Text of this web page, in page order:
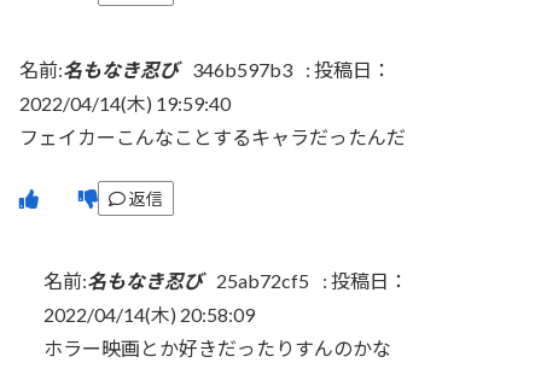
名前:名もなき忍び 346b597b3 : 投稿日：
2022/04/14(木) 19:59:40
フェイカーこんなことするキャラだったんだ
返信
名前:名もなき忍び 25ab72cf5 : 投稿日：
2022/04/14(木) 20:58:09
ホラー映画とか好きだったりすんのかな